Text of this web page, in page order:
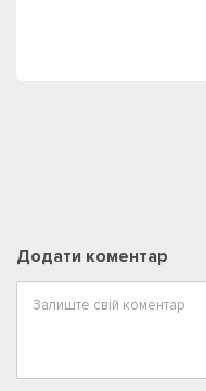
Додати коментар